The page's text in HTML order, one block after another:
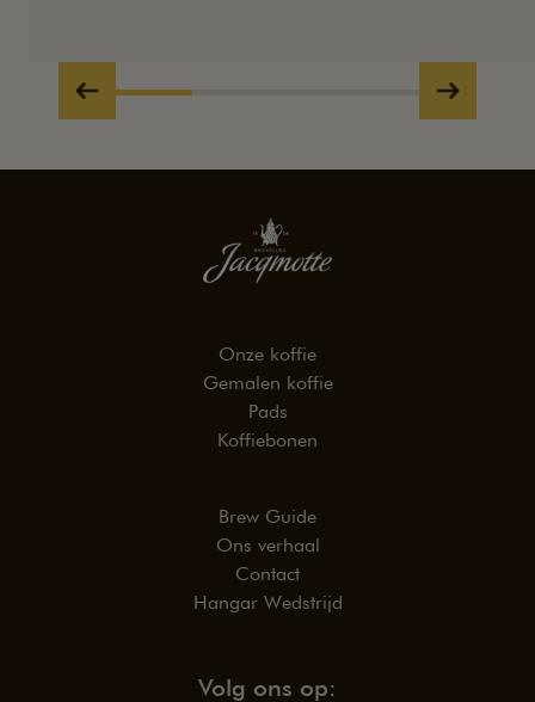
Onze koffie
Gemalen koffie
Pads
Koffiebonen
Brew Guide
Ons verhaal
Contact
Hangar Wedstrijd
Volg ons op: